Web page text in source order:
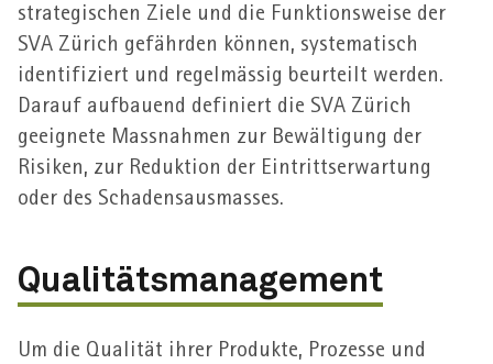
strategischen Ziele und die Funktions­weise der
SVA Zürich gefährden können, systematisch
identifiziert und regel­mässig beurteilt werden.
Darauf aufbauend definiert die SVA Zürich
geeignete Massnahmen zur Bewältigung der
Risiken, zur Reduktion der Eintritts­erwartung
oder des Schadens­ausmasses.
Qualitätsmanagement
Um die Qualität ihrer Produkte, Prozesse und